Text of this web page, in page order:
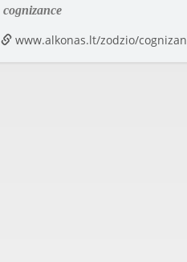
cognizance
www.alkonas.lt/zodzio/